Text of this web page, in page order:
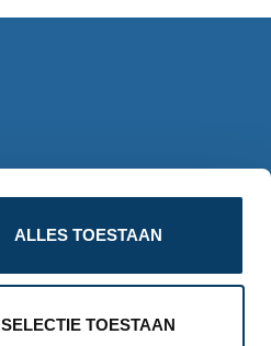
ALLES TOESTAAN
SELECTIE TOESTAAN